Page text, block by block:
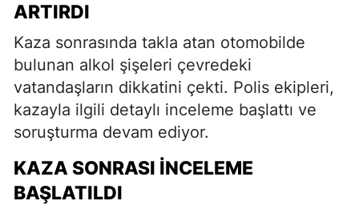
ARTIRDI
Kaza sonrasında takla atan otomobilde
bulunan alkol şişeleri çevredeki
vatandaşların dikkatini çekti. Polis ekipleri,
kazayla ilgili detaylı inceleme başlattı ve
soruşturma devam ediyor.
KAZA SONRASI İNCELEME
BAŞLATILDI